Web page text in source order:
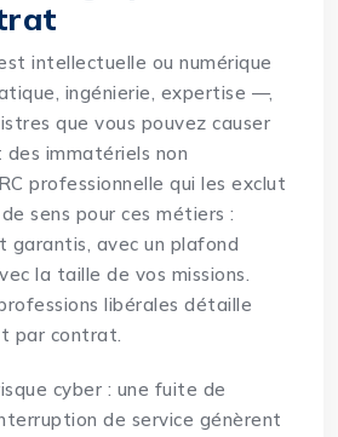
intellectuelle ou numérique
ingénierie, expertise —,
que vous pouvez causer
immatériels non
professionnelle qui les exclut
sens pour ces métiers :
garantis, avec un plafond
la taille de vos missions.
libérales détaille
par contrat.
cyber : une fuite de
de service génèrent